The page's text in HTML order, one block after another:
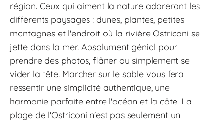
région. Ceux qui aiment la nature adoreront les
différents paysages : dunes, plantes, petites
montagnes et l'endroit où la rivière Ostriconi se
jette dans la mer. Absolument génial pour
prendre des photos, flâner ou simplement se
vider la tête. Marcher sur le sable vous fera
ressentir une simplicité authentique, une
harmonie parfaite entre l'océan et la côte. La
plage de l'Ostriconi n'est pas seulement un